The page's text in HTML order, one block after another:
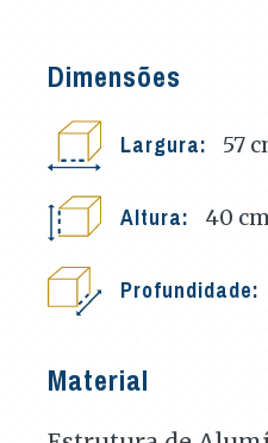
Dimensões
Largura: 57
Altura: 40
Profundidade:
Material